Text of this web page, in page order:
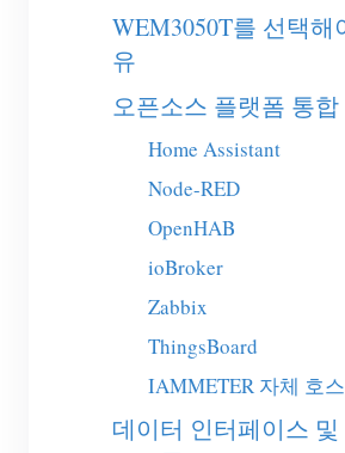
EV 충전기
IAMMETER 시뮬레이터
가상 계량기
애플리케이션
태양광 PV 시스템 에너지 모니
전기 사용량 모니터
PV 히터 제어 시스템
스토어
리소스
문서
커뮤니티
기여자 프로그램
솔루션
WEM3050T를 선택해
유
오픈소스 플랫폼 통합
Home Assistant
Node-RED
OpenHAB
ioBroker
Zabbix
ThingsBoard
IAMMETER 자체 호
데이터 인터페이스